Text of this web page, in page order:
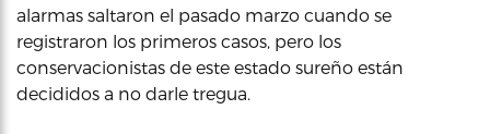
alarmas saltaron el pasado marzo cuando se
registraron los primeros casos, pero los
conservacionistas de este estado sureño están
decididos a no darle tregua.